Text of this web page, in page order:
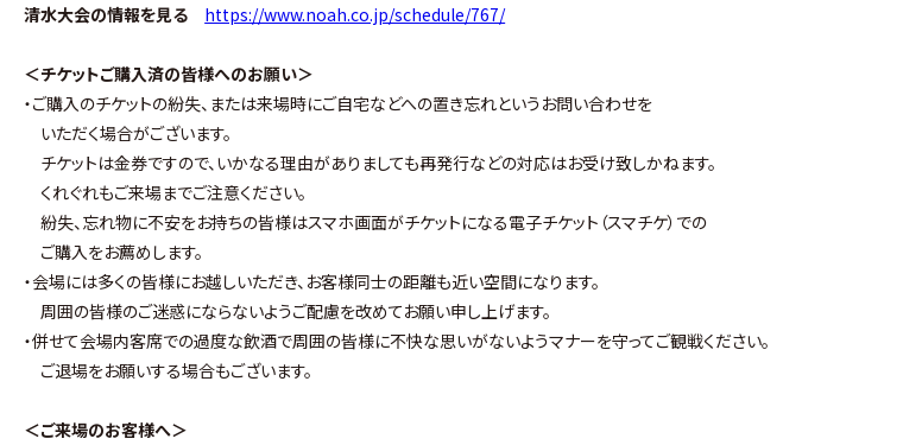
清水大会の情報を見る https://www.noah.co.jp/schedule/767/
＜チケットご購入済の皆様へのお願い＞
・ご購入のチケットの紛失、または来場時にご自宅などへの置き忘れというお問い合わせを
いただく場合がございます。
チケットは金券ですので、いかなる理由がありましても再発行などの対応はお受け致しかねます。
くれぐれもご来場までご注意ください。
紛失、忘れ物に不安をお持ちの皆様はスマホ画面がチケットになる電子チケット（スマチケ）での
ご購入をお薦めします。
・会場には多くの皆様にお越しいただき、お客様同士の距離も近い空間になります。
周囲の皆様のご迷惑にならないようご配慮を改めてお願い申し上げます。
・併せて会場内客席での過度な飲酒で周囲の皆様に不快な思いがないようマナーを守ってご観戦ください。
ご退場をお願いする場合もございます。
＜ご来場のお客様へ＞